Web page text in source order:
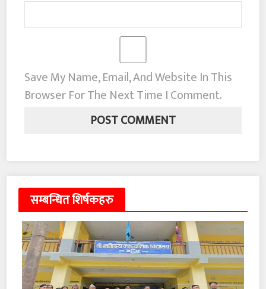
Save My Name, Email, And Website In This
Browser For The Next Time I Comment.
सम्बन्धित शिर्षकहरु